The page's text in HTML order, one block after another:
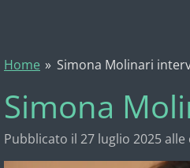
Home » Simona Molinari
Simona
Pubblicato il 27 luglio 2025 alle